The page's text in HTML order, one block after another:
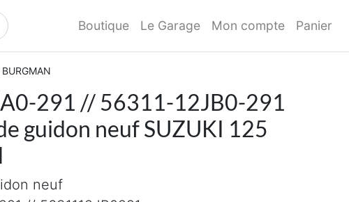
Boutique Le Garage Mon compte Panier
291 // 56311-12JB0-291
guidon neuf SUZUKI 125
neuf